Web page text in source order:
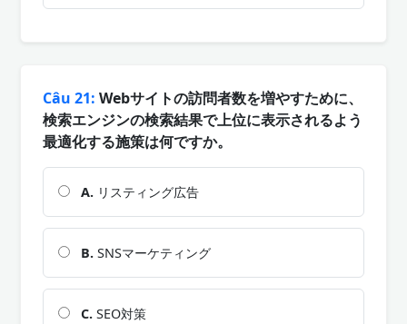
Câu 21: Webサイトの訪問者数を増やすために、
検索エンジンの検索結果で上位に表示されるよう
最適化する施策は何ですか。
A. リスティング広告
B. SNSマーケティング
C. SEO対策